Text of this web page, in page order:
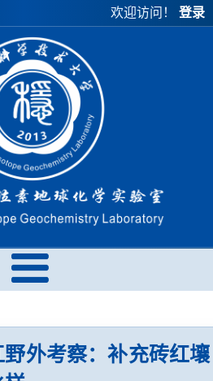
欢迎访问！ 登录
外考察：补充砖红壤